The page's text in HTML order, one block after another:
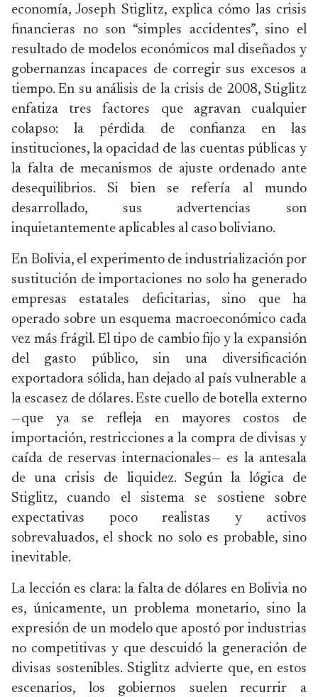
economía, Joseph Stiglitz, explica cómo las crisis
financieras no son “simples accidentes”, sino el
resultado de modelos económicos mal diseñados y
gobernanzas incapaces de corregir sus excesos a
tiempo. En su análisis de la crisis de 2008, Stiglitz
enfatiza tres factores que agravan cualquier
colapso: la pérdida de confianza en las
instituciones, la opacidad de las cuentas públicas y
la falta de mecanismos de ajuste ordenado ante
desequilibrios. Si bien se refería al mundo
desarrollado, sus advertencias son
inquietantemente aplicables al caso boliviano.
En Bolivia, el experimento de industrialización por
sustitución de importaciones no solo ha generado
empresas estatales deficitarias, sino que ha
operado sobre un esquema macroeconómico cada
vez más frágil. El tipo de cambio fijo y la expansión
del gasto público, sin una diversificación
exportadora sólida, han dejado al país vulnerable a
la escasez de dólares. Este cuello de botella externo
—que ya se refleja en mayores costos de
importación, restricciones a la compra de divisas y
caída de reservas internacionales— es la antesala
de una crisis de liquidez. Según la lógica de
Stiglitz, cuando el sistema se sostiene sobre
expectativas poco realistas y activos
sobrevaluados, el shock no solo es probable, sino
inevitable.
La lección es clara: la falta de dólares en Bolivia no
es, únicamente, un problema monetario, sino la
expresión de un modelo que apostó por industrias
no competitivas y que descuidó la generación de
divisas sostenibles. Stiglitz advierte que, en estos
escenarios, los gobiernos suelen recurrir a